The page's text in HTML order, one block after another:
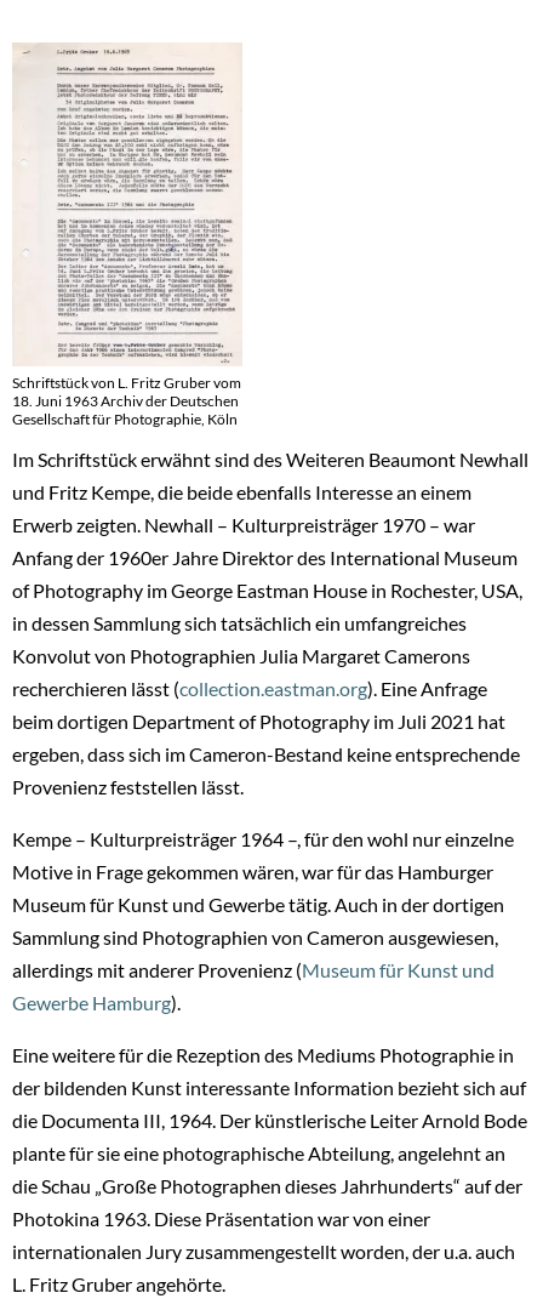
Schriftstück von L. Fritz Gruber vom
18. Juni 1963 Archiv der Deutschen
Gesellschaft für Photographie, Köln
Im Schriftstück erwähnt sind des Weiteren Beaumont Newhall
und Fritz Kempe, die beide ebenfalls Interesse an einem
Erwerb zeigten. Newhall – Kulturpreisträger 1970 – war
Anfang der 1960er Jahre Direktor des International Museum
of Photography im George Eastman House in Rochester, USA,
in dessen Sammlung sich tatsächlich ein umfangreiches
Konvolut von Photographien Julia Margaret Camerons
recherchieren lässt (collection.eastman.org). Eine Anfrage
beim dortigen Department of Photography im Juli 2021 hat
ergeben, dass sich im Cameron-Bestand keine entsprechende
Provenienz feststellen lässt.
Kempe – Kulturpreisträger 1964 –, für den wohl nur einzelne
Motive in Frage gekommen wären, war für das Hamburger
Museum für Kunst und Gewerbe tätig. Auch in der dortigen
Sammlung sind Photographien von Cameron ausgewiesen,
allerdings mit anderer Provenienz (Museum für Kunst und
Gewerbe Hamburg).
Eine weitere für die Rezeption des Mediums Photographie in
der bildenden Kunst interessante Information bezieht sich auf
die Documenta III, 1964. Der künstlerische Leiter Arnold Bode
plante für sie eine photographische Abteilung, angelehnt an
die Schau „Große Photographen dieses Jahrhunderts“ auf der
Photokina 1963. Diese Präsentation war von einer
internationalen Jury zusammengestellt worden, der u.a. auch
L. Fritz Gruber angehörte.